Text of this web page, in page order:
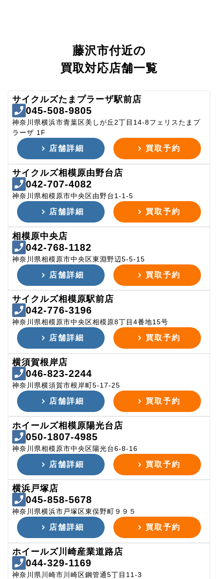
藤沢市付近の
買取対応店舗一覧
サイクルズたまプラーザ駅前店
045-508-9805
神奈川県横浜市青葉区美しが丘2丁目14-8フェリスたまプ
ラーザ 1F
店舗詳細 買取予約
サイクルズ相模原由野台店
042-707-4082
神奈川県相模原市中央区由野台1-1-5
店舗詳細 買取予約
相模原中央店
042-768-1182
神奈川県相模原市中央区東淵野辺5-5-15
店舗詳細 買取予約
サイクルズ相模原駅前店
042-776-3196
神奈川県相模原市中央区相模原8丁目4番地15号
店舗詳細 買取予約
横須賀根岸店
046-823-2244
神奈川県横須賀市根岸町5-17-25
店舗詳細 買取予約
ホイールズ相模原陽光台店
050-1807-4985
神奈川県相模原市中央区陽光台6-8-16
店舗詳細 買取予約
横浜戸塚店
045-858-5678
神奈川県横浜市戸塚区東俣野町９９５
店舗詳細 買取予約
ホイールズ川崎産業道路店
044-329-1169
神奈川県川崎市川崎区鋼管通5丁目11-3